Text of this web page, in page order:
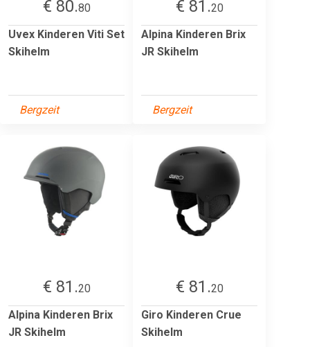
€ 80.80
Uvex Kinderen Viti Set
Skihelm
Bergzeit
€ 81.20
Alpina Kinderen Brix
JR Skihelm
Bergzeit
€ 81.20
Alpina Kinderen Brix
JR Skihelm
€ 81.20
Giro Kinderen Crue
Skihelm